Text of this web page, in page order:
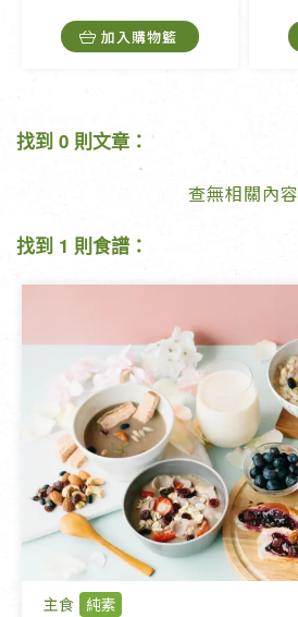
加入購物籃
找到 0 則文章：
查無相關內容
找到 1 則食譜：
主食 純素